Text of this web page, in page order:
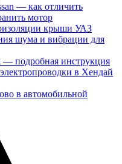
— как отличить
мотор
крыши УАЗ
шума и вибрации для
— подробная инструкция
в Хендай
в автомобильной